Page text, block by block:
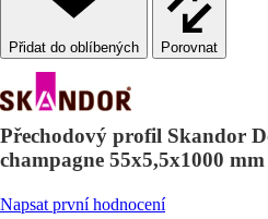
Porovnat
Přechodový profil Skandor
champagne 55x5,5x1000 mm
Napsat první hodnocení